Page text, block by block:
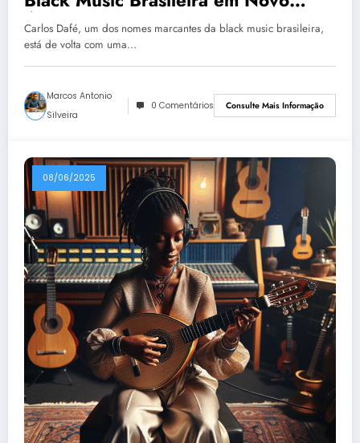
Álbum pelo Selo Jazz Is Dead
Carlos Dafé, um dos nomes marcantes da black music brasileira,
está de volta com uma…
Marcos Antonio
Silveira
0 Comentários Consulte Mais Informação
08/06/2025